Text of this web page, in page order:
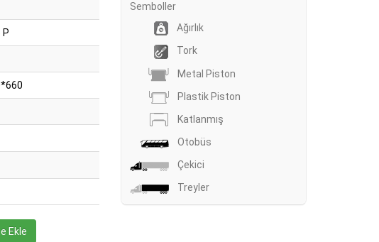
P
Ekle
Semboller
Ağırlık
Tork
Metal Piston
Plastik Piston
Katlanmış
Otobüs
Çekici
Treyler